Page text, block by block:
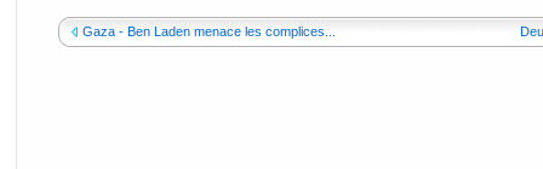
Gaza - Ben Laden menace les complices...